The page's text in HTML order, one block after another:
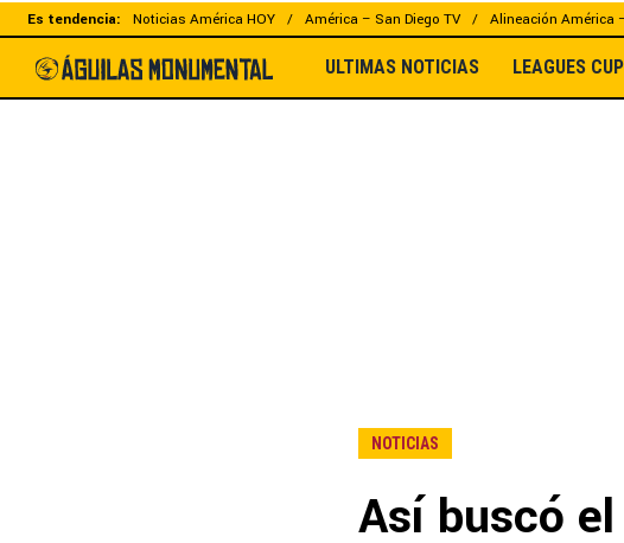
Es tendencia: Noticias América HOY América – San Diego TV Alineación América
ULTIMAS NOTICIAS LEAGUES CUP
NOTICIAS
Así buscó